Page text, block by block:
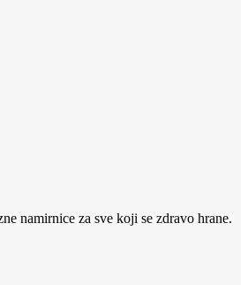
namirnice za sve koji se zdravo hrane.